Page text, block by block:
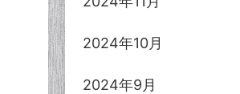
2024年10月
2024年9月